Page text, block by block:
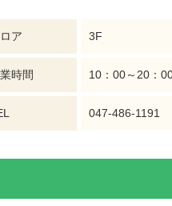
ア 3F
時間 10：00～20：
047-486-1191